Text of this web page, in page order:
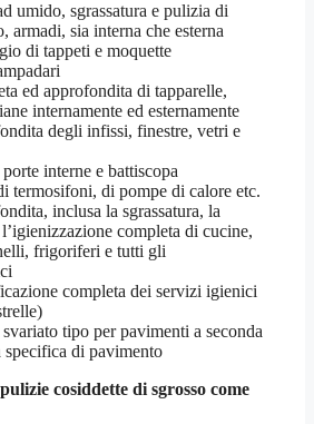
umido, sgrassatura e pulizia di
armadi, sia interna che esterna
di tappeti e moquette
ed approfondita di tapparelle,
internamente ed esternamente
degli infissi, finestre, vetri e
interne e battiscopa
termosifoni, di pompe di calore etc.
inclusa la sgrassatura, la
completa di cucine,
frigoriferi e tutti gli
completa dei servizi igienici
tipo per pavimenti a seconda
di pavimento
cosiddette di sgrosso come